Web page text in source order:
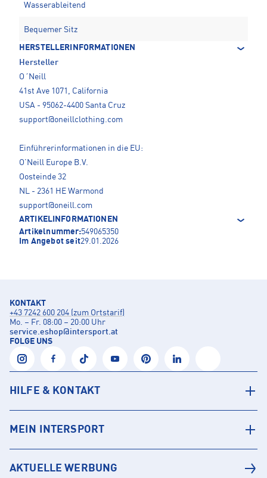
Wasserableitend
Bequemer Sitz
HERSTELLERINFORMATIONEN
Hersteller
O´Neill
41st Ave 1071, California
USA - 95062-4400 Santa Cruz
support@oneillclothing.com
Einführerinformationen in die EU:
O’Neill Europe B.V.
Oosteinde 32
NL - 2361 HE Warmond
support@oneill.com
ARTIKELINFORMATIONEN
Artikelnummer:549065350
Im Angebot seit29.01.2026
KONTAKT
+43 7242 600 204 (zum Ortstarif)
Mo. – Fr. 08:00 – 20:00 Uhr
service.eshop@intersport.at
FOLGE UNS
HILFE & KONTAKT
MEIN INTERSPORT
AKTUELLE WERBUNG